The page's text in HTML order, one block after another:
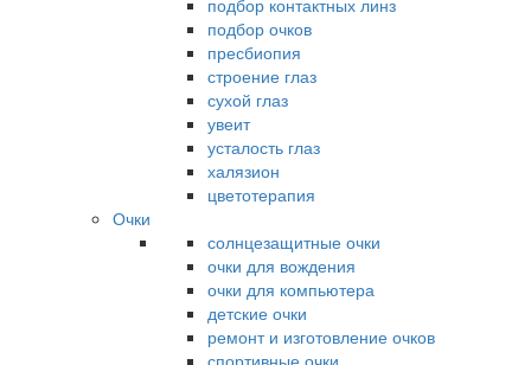
подбор контактных линз
подбор очков
пресбиопия
строение глаз
сухой глаз
увеит
усталость глаз
халязион
цветотерапия
Очки
солнцезащитные очки
очки для вождения
очки для компьютера
детские очки
ремонт и изготовление очков